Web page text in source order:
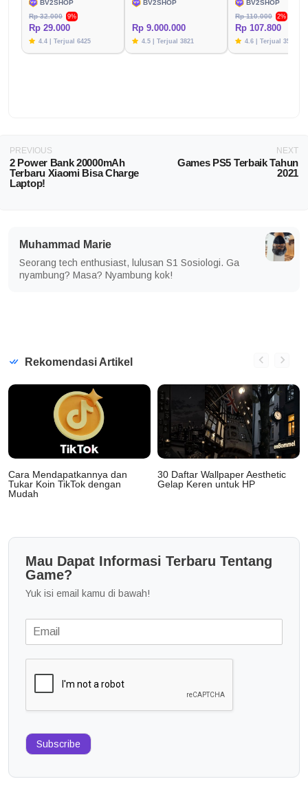
BV2SHOP
Rp 32.000
9%
Rp 29.000
4.4 | Terjual 6425
BV2SHOP
Rp 9.000.000
4.5 | Terjual 3821
BV2SHOP
Rp 110.000
2%
Rp 107.800
4.6 | Terjual 3576
PREVIOUS
2 Power Bank 20000mAh
Terbaru Xiaomi Bisa Charge
Laptop!
NEXT
Games PS5 Terbaik Tahun
2021
Muhammad Marie
Seorang tech enthusiast, lulusan S1 Sosiologi. Ga
nyambung? Masa? Nyambung kok!
Rekomendasi Artikel
Cara Mendapatkannya dan
Tukar Koin TikTok dengan
Mudah
30 Daftar Wallpaper Aesthetic
Gelap Keren untuk HP
Mau Dapat Informasi Terbaru Tentang
Game?
Yuk isi email kamu di bawah!
Subscribe